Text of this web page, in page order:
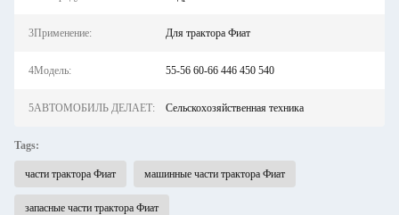
3Применение: Для трактора Фиат
4Модель: 55-56 60-66 446 450 540
5АВТОМОБИЛЬ ДЕЛАЕТ: Сельскохозяйственная техника
Tags:
части трактора Фиат машинные части трактора Фиат
запасные части трактора Фиат